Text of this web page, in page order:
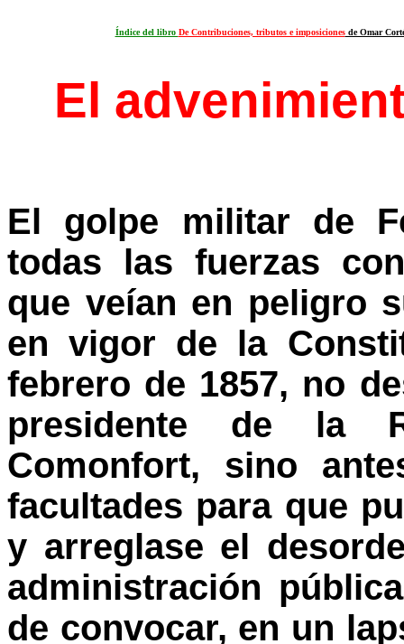
Índice del libro De Contribuciones, tributos e imposicionesde Omar
El
El golpe militar de
todas las fuerzas
que veían en peligro
en vigor de la
febrero de 1857, no
presidente de la
Comonfort, sino
facultades para que
y arreglase el
administración
de convocar, en un